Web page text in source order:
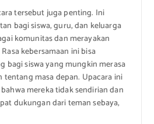
tersebut juga penting. Ini
bagi siswa, guru, dan keluarga
komunitas dan merayakan
kebersamaan ini bisa
bagi siswa yang mungkin merasa
tentang masa depan. Upacara ini
mereka tidak sendirian dan
dukungan dari teman sebaya,